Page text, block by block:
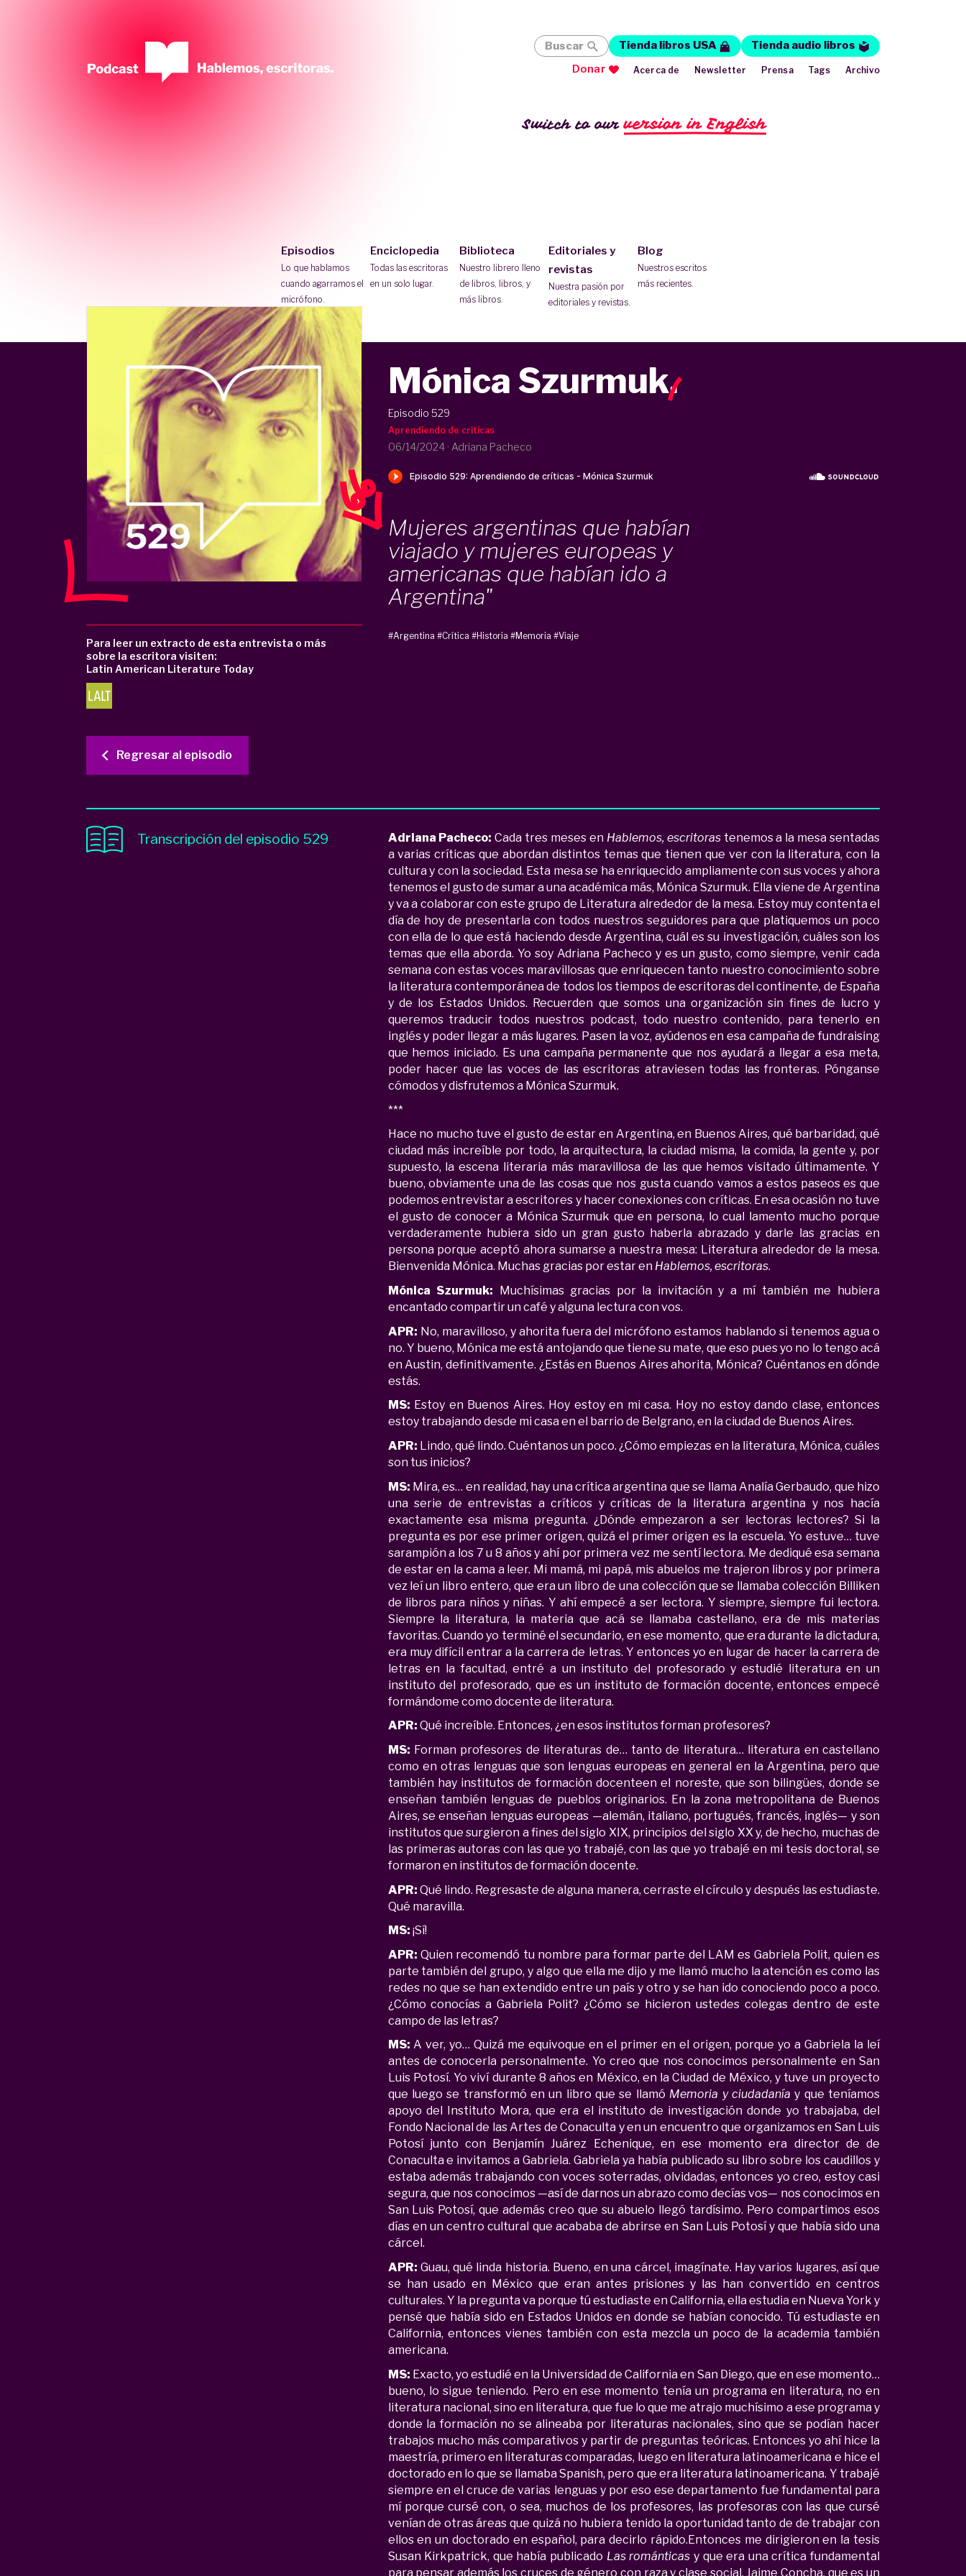
Switch to ourversion in English
Episodios
Lo que hablamos
cuando agarramos el
micrófono.
Enciclopedia
Todas las escritoras
en un solo lugar.
Biblioteca
Nuestro librero lleno
de libros, libros, y
más libros.
Editoriales y
revistas
Nuestra pasión por
editoriales y revistas.
Blog
Nuestros escritos
más recientes.
Buscar Tienda libros USA
Tienda audio libros
Donar
Acerca de Newsletter Prensa Tags Archivo
Mónica Szurmuk.
Episodio 529
Aprendiendo de críticas
06/14/2024· Adriana Pacheco
Mujeres argentinas que habían
viajado y mujeres europeas y
americanas que habían ido a
Argentina"
#Argentina #Crítica #Historia #Memoria #Viaje
Para leer un extracto de esta entrevista o más
sobre la escritora visiten:
Latin American Literature Today
Transcripción del episodio 529
Regresar al episodio
Adriana Pacheco: Cada tres meses en Hablemos, escritorastenemos a la mesa sentadas
a varias críticas que abordan distintos temas que tienen que ver con la literatura, con la
cultura y con la sociedad. Esta mesa se ha enriquecido ampliamente con sus voces y ahora
tenemos el gusto de sumar a una académica más, Mónica Szurmuk. Ella viene de Argentina
y va a colaborar con este grupo de Literatura alrededor de la mesa. Estoy muy contenta el
día de hoy de presentarla con todos nuestros seguidores para que platiquemos un poco
con ella de lo que está haciendo desde Argentina, cuál es su investigación, cuáles son los
temas que ella aborda. Yo soy Adriana Pacheco y es un gusto, como siempre, venir cada
semana con estas voces maravillosas que enriquecen tanto nuestro conocimiento sobre
la literatura contemporánea de todos los tiempos de escritoras del continente, de España
y de los Estados Unidos. Recuerden que somos una organización sin fines de lucro y
queremos traducir todos nuestros podcast, todo nuestro contenido, para tenerlo en
inglés y poder llegar a más lugares. Pasen la voz, ayúdenos en esa campaña de fundraising
que hemos iniciado. Es una campaña permanente que nos ayudará a llegar a esa meta,
poder hacer que las voces de las escritoras atraviesen todas las fronteras. Pónganse
cómodos y disfrutemos a Mónica Szurmuk.
***
Hace no mucho tuve el gusto de estar en Argentina, en Buenos Aires, qué barbaridad, qué
ciudad más increíble por todo, la arquitectura, la ciudad misma, la comida, la gente y, por
supuesto, la escena literaria más maravillosa de las que hemos visitado últimamente. Y
bueno, obviamente una de las cosas que nos gusta cuando vamos a estos paseos es que
podemos entrevistar a escritores y hacer conexiones con críticas. En esa ocasión no tuve
el gusto de conocer a Mónica Szurmuk que en persona, lo cual lamento mucho porque
verdaderamente hubiera sido un gran gusto haberla abrazado y darle las gracias en
persona porque aceptó ahora sumarse a nuestra mesa: Literatura alrededor de la mesa.
Bienvenida Mónica. Muchas gracias por estar en Hablemos, escritoras.
Mónica Szurmuk: Muchísimas gracias por la invitación y a mí también me hubiera
encantado compartir un café y alguna lectura con vos.
APR: No, maravilloso, y ahorita fuera del micrófono estamos hablando si tenemos agua o
no. Y bueno, Mónica me está antojando que tiene su mate, que eso pues yo no lo tengo acá
en Austin, definitivamente. ¿Estás en Buenos Aires ahorita, Mónica? Cuéntanos en dónde
estás.
MS: Estoy en Buenos Aires. Hoy estoy en mi casa. Hoy no estoy dando clase, entonces
estoy trabajando desde mi casa en el barrio de Belgrano, en la ciudad de Buenos Aires.
APR: Lindo, qué lindo. Cuéntanos un poco. ¿Cómo empiezas en la literatura, Mónica, cuáles
son tus inicios?
MS: Mira, es… en realidad, hay una crítica argentina que se llama Analía Gerbaudo, que hizo
una serie de entrevistas a críticos y críticas de la literatura argentina y nos hacía
exactamente esa misma pregunta. ¿Dónde empezaron a ser lectoras lectores? Si la
pregunta es por ese primer origen, quizá el primer origen es la escuela. Yo estuve… tuve
sarampión a los 7 u 8 años y ahí por primera vez me sentí lectora. Me dediqué esa semana
de estar en la cama a leer. Mi mamá, mi papá, mis abuelos me trajeron libros y por primera
vez leí un libro entero, que era un libro de una colección que se llamaba colección Billiken
de libros para niños y niñas. Y ahí empecé a ser lectora. Y siempre, siempre fui lectora.
Siempre la literatura, la materia que acá se llamaba castellano, era de mis materias
favoritas. Cuando yo terminé el secundario, en ese momento, que era durante la dictadura,
era muy difícil entrar a la carrera de letras. Y entonces yo en lugar de hacer la carrera de
letras en la facultad, entré a un instituto del profesorado y estudié literatura en un
instituto del profesorado, que es un instituto de formación docente, entonces empecé
formándome como docente de literatura.
APR: Qué increíble. Entonces, ¿en esos institutos forman profesores?
MS: Forman profesores de literaturas de… tanto de literatura… literatura en castellano
como en otras lenguas que son lenguas europeas en general en la Argentina, pero que
también hay institutos de formación docenteen el noreste, que son bilingües, donde se
enseñan también lenguas de pueblos originarios. En la zona metropolitana de Buenos
Aires, se enseñan lenguas europeas —alemán, italiano, portugués, francés, inglés— y son
institutos que surgieron a fines del siglo XIX, principios del siglo XX y, de hecho, muchas de
las primeras autoras con las que yo trabajé, con las que yo trabajé en mi tesis doctoral, se
formaron en institutos de formación docente.
APR: Qué lindo. Regresaste de alguna manera, cerraste el círculo y después las estudiaste.
Qué maravilla.
MS: ¡Sí!
APR: Quien recomendó tu nombre para formar parte del LAM es Gabriela Polit, quien es
parte también del grupo, y algo que ella me dijo y me llamó mucho la atención es como las
redes no que se han extendido entre un país y otro y se han ido conociendo poco a poco.
¿Cómo conocías a Gabriela Polit? ¿Cómo se hicieron ustedes colegas dentro de este
campo de las letras?
MS: A ver, yo… Quizá me equivoque en el primer en el origen, porque yo a Gabriela la leí
antes de conocerla personalmente. Yo creo que nos conocimos personalmente en San
Luis Potosí. Yo viví durante 8 años en México, en la Ciudad de México, y tuve un proyecto
que luego se transformó en un libro que se llamó Memoria y ciudadanía y que teníamos
apoyo del Instituto Mora, que era el instituto de investigación donde yo trabajaba, del
Fondo Nacional de las Artes de Conaculta y en un encuentro que organizamos en San Luis
Potosí junto con Benjamín Juárez Echenique, en ese momento era director de de
Conaculta e invitamos a Gabriela. Gabriela ya había publicado su libro sobre los caudillos y
estaba además trabajando con voces soterradas, olvidadas, entonces yo creo, estoy casi
segura, que nos conocimos —así de darnos un abrazo como decías vos— nos conocimos en
San Luis Potosí, que además creo que su abuelo llegó tardísimo. Pero compartimos esos
días en un centro cultural que acababa de abrirse en San Luis Potosí y que había sido una
cárcel.
APR: Guau, qué linda historia. Bueno, en una cárcel, imagínate. Hay varios lugares, así que
se han usado en México que eran antes prisiones y las han convertido en centros
culturales. Y la pregunta va porque tú estudiaste en California, ella estudia en Nueva York y
pensé que había sido en Estados Unidos en donde se habían conocido. Tú estudiaste en
California, entonces vienes también con esta mezcla un poco de la academia también
americana.
MS: Exacto, yo estudié en la Universidad de California en San Diego, que en ese momento…
bueno, lo sigue teniendo. Pero en ese momento tenía un programa en literatura, no en
literatura nacional, sino en literatura, que fue lo que me atrajo muchísimo a ese programa y
donde la formación no se alineaba por literaturas nacionales, sino que se podían hacer
trabajos mucho más comparativos y partir de preguntas teóricas. Entonces yo ahí hice la
maestría, primero en literaturas comparadas, luego en literatura latinoamericana e hice el
doctorado en lo que se llamaba Spanish, pero que era literatura latinoamericana. Y trabajé
siempre en el cruce de varias lenguas y por eso ese departamento fue fundamental para
mí porque cursé con, o sea, muchos de los profesores, las profesoras con las que cursé
venían de otras áreas que quizá no hubiera tenido la oportunidad tanto de de trabajar con
ellos en un doctorado en español, para decirlo rápido.Entonces me dirigieron en la tesis
Susan Kirkpatrick, que había publicado Las románticas y que era una crítica fundamental
para pensar además los cruces de género con raza y clase social. Jaime Concha, que es un